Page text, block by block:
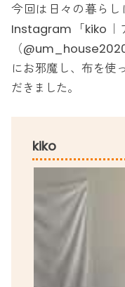
今回は日々の暮ら
Instagram「kiko｜
（
にお邪魔し、布を使
だきました。
kiko